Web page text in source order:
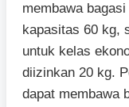
membawa bagasi
kapasitas 60 kg,
untuk kelas
diizinkan 20 kg.
dapat membawa